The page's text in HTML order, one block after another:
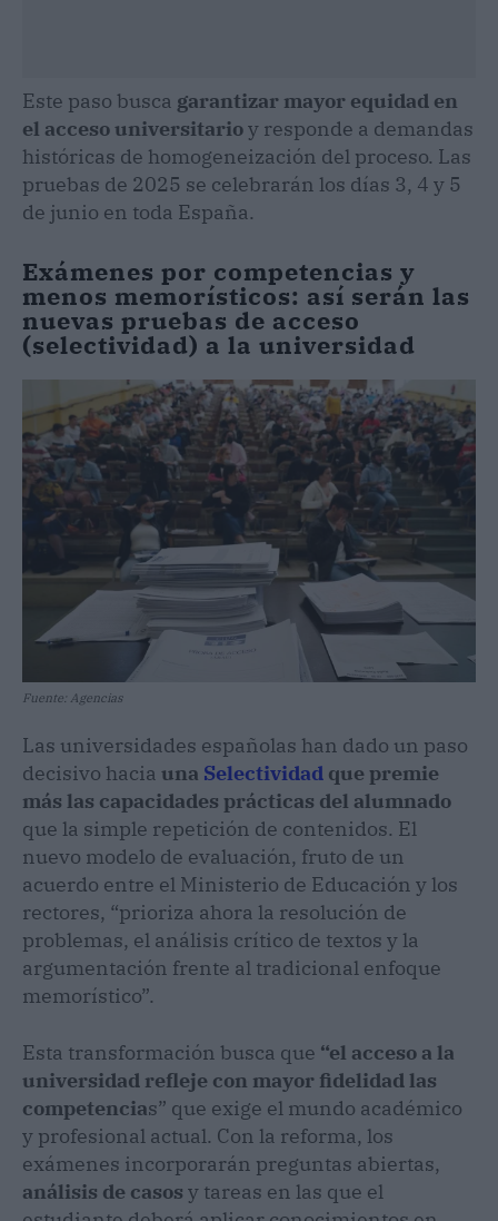
Este paso busca garantizar mayor equidad en
el acceso universitarioy responde a demandas
históricas de homogeneización del proceso. Las
pruebas de 2025 se celebrarán los días 3, 4 y 5
de junio en toda España.
Exámenes por competencias y
menos memorísticos: así serán las
nuevas pruebas de acceso
(selectividad) a la universidad
Fuente: Agencias
Las universidades españolas han dado un paso
decisivo hacia una Selectividad que premie
más las capacidades prácticas del alumnado
que la simple repetición de contenidos. El
nuevo modelo de evaluación, fruto de un
acuerdo entre el Ministerio de Educación y los
rectores, “prioriza ahora la resolución de
problemas, el análisis crítico de textos y la
argumentación frente al tradicional enfoque
memorístico”.
Esta transformación busca que “el acceso a la
universidad refleje con mayor fidelidad las
competencias” que exige el mundo académico
y profesional actual. Con la reforma, los
exámenes incorporarán preguntas abiertas,
análisis de casos y tareas en las que el